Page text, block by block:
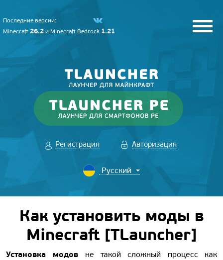
Последние версии:
Minecraft 26.2 и Minecraft Bedrock 1.21
Регистрация Авторизация
Как установить моды в
Minecraft [TLauncher]
Установка модов не такой сложный процесс как